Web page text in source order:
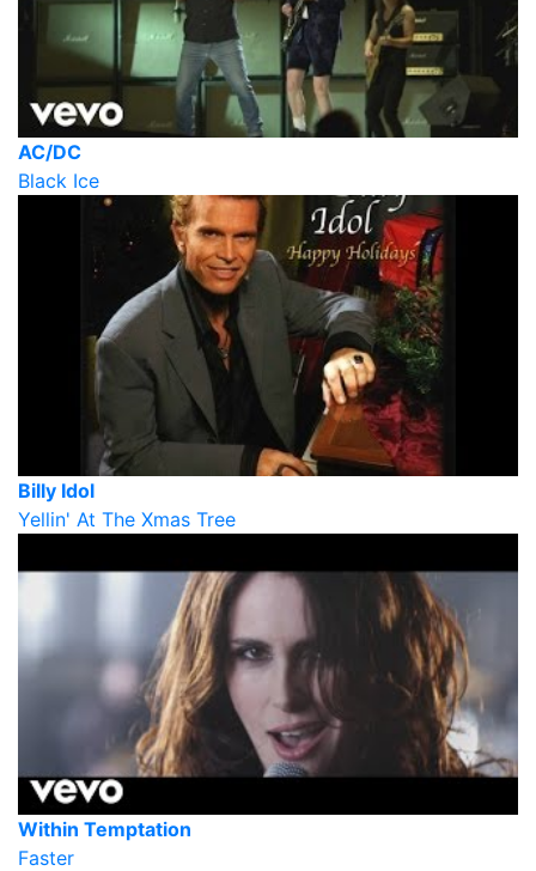
AC/DC
Black Ice
Billy Idol
Yellin' At The Xmas Tree
Within Temptation
Faster